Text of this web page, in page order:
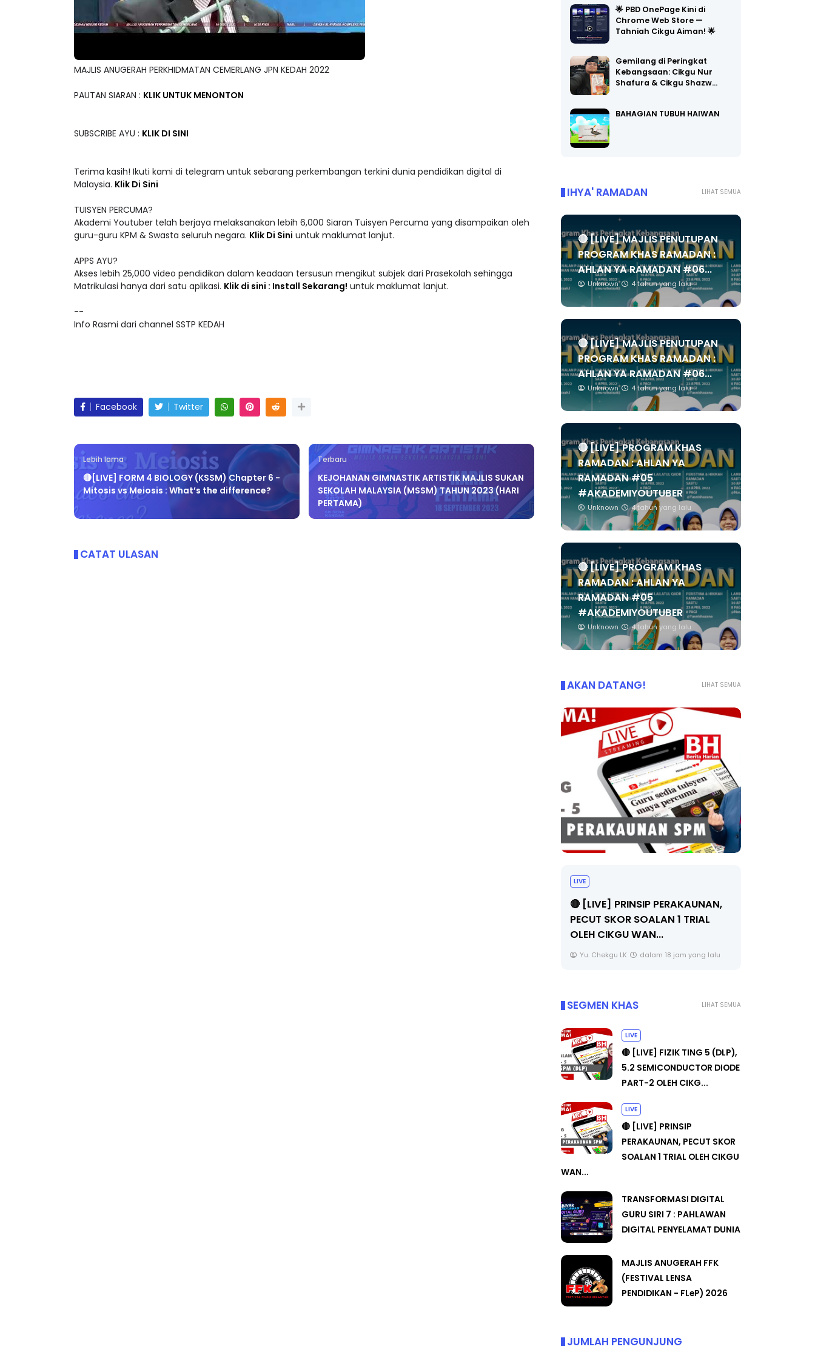
MAJLIS ANUGERAH PERKHIDMATAN CEMERLANG JPN KEDAH 2022
PAUTAN SIARAN : KLIK UNTUK MENONTON
SUBSCRIBE AYU : KLIK DI SINI
Terima kasih! Ikuti kami di telegram untuk sebarang perkembangan terkini dunia pendidikan digital di
Malaysia. Klik Di Sini
TUISYEN PERCUMA?
Akademi Youtuber telah berjaya melaksanakan lebih 6,000 Siaran Tuisyen Percuma yang disampaikan oleh
guru-guru KPM & Swasta seluruh negara. Klik Di Sini untuk maklumat lanjut.
APPS AYU?
Akses lebih 25,000 video pendidikan dalam keadaan tersusun mengikut subjek dari Prasekolah sehingga
Matrikulasi hanya dari satu aplikasi. Klik di sini : Install Sekarang! untuk maklumat lanjut.
--
Info Rasmi dari channel SSTP KEDAH
Facebook Twitter
Lebih lama
🔴[LIVE] FORM 4 BIOLOGY (KSSM) Chapter 6 -
Mitosis vs Meiosis : What’s the difference?
Terbaru
KEJOHANAN GIMNASTIK ARTISTIK MAJLIS SUKAN
SEKOLAH MALAYSIA (MSSM) TAHUN 2023 (HARI
PERTAMA)
CATAT ULASAN
🌟 PBD OnePage Kini di
Chrome Web Store —
Tahniah Cikgu Aiman! 🌟
Gemilang di Peringkat
Kebangsaan: Cikgu Nur
Shafura & Cikgu Shazw…
BAHAGIAN TUBUH HAIWAN
LIHAT SEMUA
IHYA' RAMADAN
🔴 [LIVE] MAJLIS PENUTUPAN
PROGRAM KHAS RAMADAN :
AHLAN YA RAMADAN #06...
Unknown 4 tahun yang lalu
🔴 [LIVE] MAJLIS PENUTUPAN
PROGRAM KHAS RAMADAN :
AHLAN YA RAMADAN #06...
Unknown 4 tahun yang lalu
🔴 [LIVE] PROGRAM KHAS
RAMADAN : AHLAN YA
RAMADAN #05
#AKADEMIYOUTUBER
Unknown 4 tahun yang lalu
🔴 [LIVE] PROGRAM KHAS
RAMADAN : AHLAN YA
RAMADAN #05
#AKADEMIYOUTUBER
Unknown 4 tahun yang lalu
LIHAT SEMUA
AKAN DATANG!
🔴 [LIVE] PRINSIP PERAKAUNAN,
PECUT SKOR SOALAN 1 TRIAL
OLEH CIKGU WAN...
dalam 18 jam yang lalu
SIRI 7 : PAHLAWAN DIGITAL
PENYELAMAT DUNIA
LIHAT SEMUA
SEGMEN KHAS
LIVE
🔴 [LIVE] FIZIK TING 5 (DLP),
5.2 SEMICONDUCTOR DIODE
PART-2 OLEH CIKG...
LIVE
🔴 [LIVE] PRINSIP
PERAKAUNAN, PECUT SKOR
SOALAN 1 TRIAL OLEH CIKGU
WAN...
TRANSFORMASI DIGITAL
GURU SIRI 7 : PAHLAWAN
DIGITAL PENYELAMAT DUNIA
MAJLIS ANUGERAH FFK
(FESTIVAL LENSA
PENDIDIKAN - FLeP) 2026
JUMLAH PENGUNJUNG